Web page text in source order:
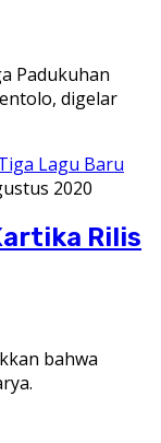
Padukuhan
digelar
2020
Rilis
bahwa